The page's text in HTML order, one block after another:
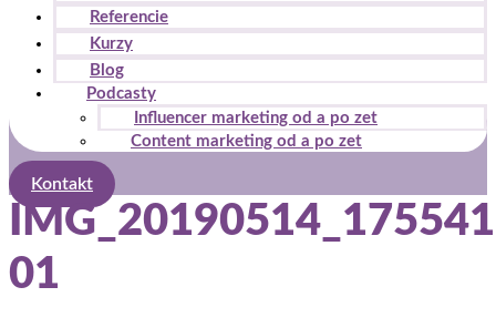
Referencie
Kurzy
Blog
Podcasty
Influencer marketing od a po zet
Content marketing od a po zet
Kontakt
01